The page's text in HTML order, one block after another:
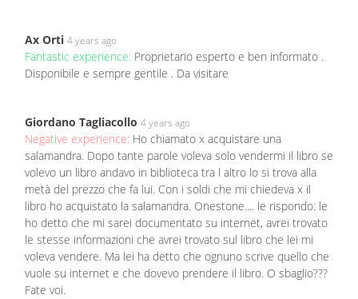
Ax Orti 4 years ago
Fantastic experience: Proprietario esperto e ben informato .
Disponibile e sempre gentile . Da visitare
Giordano Tagliacollo 4 years ago
Negative experience: Ho chiamato x acquistare una
salamandra. Dopo tante parole voleva solo vendermi il libro se
volevo un libro andavo in biblioteca tra l altro lo si trova alla
metà del prezzo che fa lui. Con i soldi che mi chiedeva x il
libro ho acquistato la salamandra. Onestone.... le rispondo: le
ho detto che mi sarei documentato su internet, avrei trovato
le stesse informazioni che avrei trovato sul libro che lei mi
voleva vendere. Ma lei ha detto che ognuno scrive quello che
vuole su internet e che dovevo prendere il libro. O sbaglio???
Fate voi.